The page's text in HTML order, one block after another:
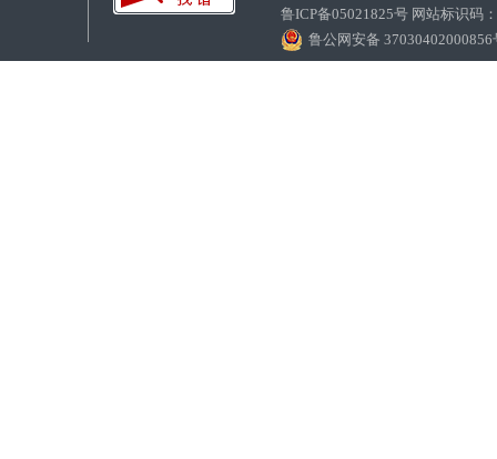
鲁ICP备05021825号 网站标识码
鲁公网安备 37030402000856